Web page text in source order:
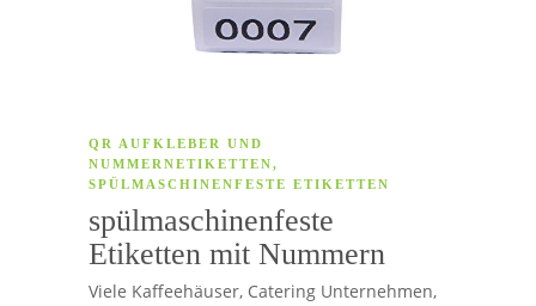
QR AUFKLEBER UND
NUMMERNETIKETTEN,
SPÜLMASCHINENFESTE ETIKETTEN
spülmaschinenfeste
Etiketten mit Nummern
Viele Kaffeehäuser, Catering Unternehmen,